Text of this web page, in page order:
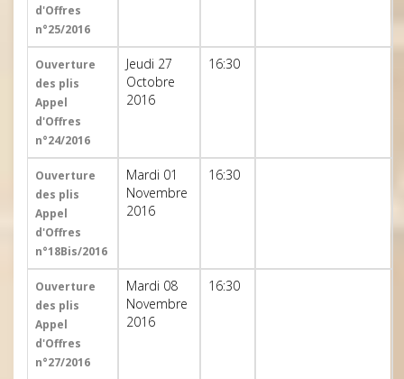
d'Offres
n°25/2016
Ouverture
des plis
Appel
d'Offres
n°24/2016
Jeudi 27
Octobre
2016
16:30
Ouverture
des plis
Appel
d'Offres
n°18Bis/2016
Mardi 01
Novembre
2016
16:30
Ouverture
des plis
Appel
d'Offres
n°27/2016
Mardi 08
Novembre
2016
16:30